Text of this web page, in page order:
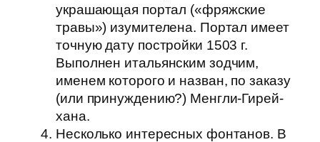
украшающая портал («фряжские
травы») изумителена. Портал имеет
точную дату постройки 1503 г.
Выполнен итальянским зодчим,
именем которого и назван, по заказу
(или принуждению?) Менгли-Гирей-
хана.
Несколько интересных фонтанов. В